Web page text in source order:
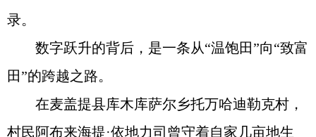
录。
数字跃升的背后，是一条从“温饱田”向“致富
田”的跨越之路。
在麦盖提县库木库萨尔乡托万哈迪勒克村，
村民阿布来海提·依地力司曾守着自家几亩地生